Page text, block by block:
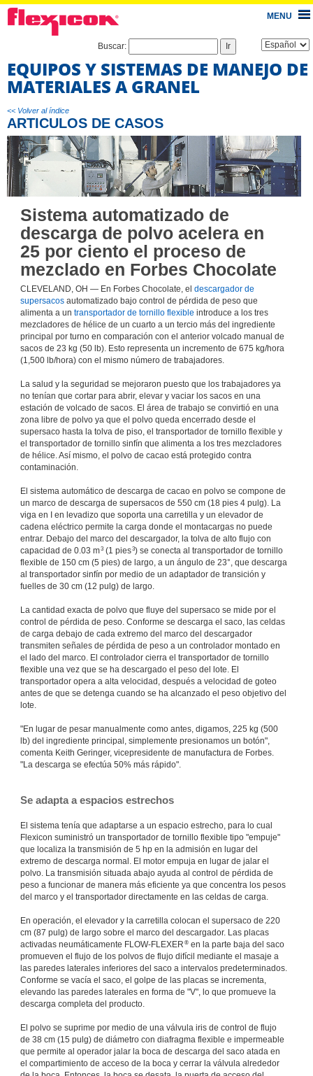
MENU
Buscar:
EQUIPOS Y SISTEMAS DE MANEJO DE
MATERIALES A GRANEL
<< Volver al índice
ARTICULOS DE CASOS
Sistema automatizado de
descarga de polvo acelera en
25 por ciento el proceso de
mezclado en Forbes Chocolate
CLEVELAND, OH — En Forbes Chocolate, el descargador de
supersacos automatizado bajo control de pérdida de peso que
alimenta a un transportador de tornillo flexible introduce a los tres
mezcladores de hélice de un cuarto a un tercio más del ingrediente
principal por turno en comparación con el anterior volcado manual de
sacos de 23 kg (50 lb). Esto representa un incremento de 675 kg/hora
(1,500 lb/hora) con el mismo número de trabajadores.
La salud y la seguridad se mejoraron puesto que los trabajadores ya
no tenían que cortar para abrir, elevar y vaciar los sacos en una
estación de volcado de sacos. El área de trabajo se convirtió en una
zona libre de polvo ya que el polvo queda encerrado desde el
supersaco hasta la tolva de piso, el transportador de tornillo flexible y
el transportador de tornillo sinfín que alimenta a los tres mezcladores
de hélice. Así mismo, el polvo de cacao está protegido contra
contaminación.
El sistema automático de descarga de cacao en polvo se compone de
un marco de descarga de supersacos de 550 cm (18 pies 4 pulg). La
viga en I en levadizo que soporta una carretilla y un elevador de
cadena eléctrico permite la carga donde el montacargas no puede
entrar. Debajo del marco del descargador, la tolva de alto flujo con
capacidad de 0.03 m3 (1 pies3) se conecta al transportador de tornillo
flexible de 150 cm (5 pies) de largo, a un ángulo de 23°, que descarga
al transportador sinfín por medio de un adaptador de transición y
fuelles de 30 cm (12 pulg) de largo.
La cantidad exacta de polvo que fluye del supersaco se mide por el
control de pérdida de peso. Conforme se descarga el saco, las celdas
de carga debajo de cada extremo del marco del descargador
transmiten señales de pérdida de peso a un controlador montado en
el lado del marco. El controlador cierra el transportador de tornillo
flexible una vez que se ha descargado el peso del lote. El
transportador opera a alta velocidad, después a velocidad de goteo
antes de que se detenga cuando se ha alcanzado el peso objetivo del
lote.
"En lugar de pesar manualmente como antes, digamos, 225 kg (500
lb) del ingrediente principal, simplemente presionamos un botón",
comenta Keith Geringer, vicepresidente de manufactura de Forbes.
"La descarga se efectúa 50% más rápido".
Se adapta a espacios estrechos
El sistema tenía que adaptarse a un espacio estrecho, para lo cual
Flexicon suministró un transportador de tornillo flexible tipo "empuje"
que localiza la transmisión de 5 hp en la admisión en lugar del
extremo de descarga normal. El motor empuja en lugar de jalar el
polvo. La transmisión situada abajo ayuda al control de pérdida de
peso a funcionar de manera más eficiente ya que concentra los pesos
del marco y el transportador directamente en las celdas de carga.
En operación, el elevador y la carretilla colocan el supersaco de 220
cm (87 pulg) de largo sobre el marco del descargador. Las placas
activadas neumáticamente FLOW-FLEXER ® en la parte baja del saco
promueven el flujo de los polvos de flujo difícil mediante el masaje a
las paredes laterales inferiores del saco a intervalos predeterminados.
Conforme se vacía el saco, el golpe de las placas se incrementa,
elevando las paredes laterales en forma de "V", lo que promueve la
descarga completa del producto.
El polvo se suprime por medio de una válvula iris de control de flujo
de 38 cm (15 pulg) de diámetro con diafragma flexible e impermeable
que permite al operador jalar la boca de descarga del saco atada en
el compartimiento de acceso de la boca y cerrar la válvula alrededor